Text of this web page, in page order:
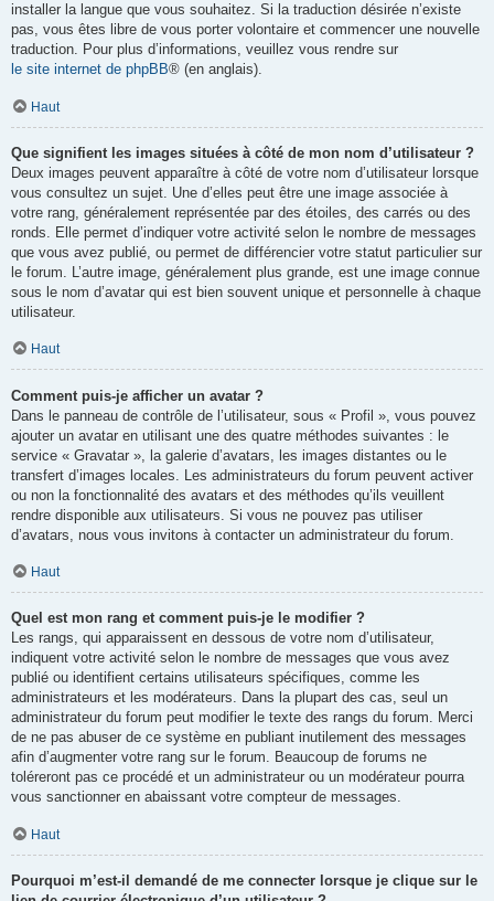
installer la langue que vous souhaitez. Si la traduction désirée n’existe
pas, vous êtes libre de vous porter volontaire et commencer une nouvelle
traduction. Pour plus d’informations, veuillez vous rendre sur
le site internet de phpBB® (en anglais).
Haut
Que signifient les images situées à côté de mon nom d’utilisateur ?
Deux images peuvent apparaître à côté de votre nom d’utilisateur lorsque
vous consultez un sujet. Une d’elles peut être une image associée à
votre rang, généralement représentée par des étoiles, des carrés ou des
ronds. Elle permet d’indiquer votre activité selon le nombre de messages
que vous avez publié, ou permet de différencier votre statut particulier sur
le forum. L’autre image, généralement plus grande, est une image connue
sous le nom d’avatar qui est bien souvent unique et personnelle à chaque
utilisateur.
Haut
Comment puis-je afficher un avatar ?
Dans le panneau de contrôle de l’utilisateur, sous « Profil », vous pouvez
ajouter un avatar en utilisant une des quatre méthodes suivantes : le
service « Gravatar », la galerie d’avatars, les images distantes ou le
transfert d’images locales. Les administrateurs du forum peuvent activer
ou non la fonctionnalité des avatars et des méthodes qu’ils veuillent
rendre disponible aux utilisateurs. Si vous ne pouvez pas utiliser
d’avatars, nous vous invitons à contacter un administrateur du forum.
Haut
Quel est mon rang et comment puis-je le modifier ?
Les rangs, qui apparaissent en dessous de votre nom d’utilisateur,
indiquent votre activité selon le nombre de messages que vous avez
publié ou identifient certains utilisateurs spécifiques, comme les
administrateurs et les modérateurs. Dans la plupart des cas, seul un
administrateur du forum peut modifier le texte des rangs du forum. Merci
de ne pas abuser de ce système en publiant inutilement des messages
afin d’augmenter votre rang sur le forum. Beaucoup de forums ne
toléreront pas ce procédé et un administrateur ou un modérateur pourra
vous sanctionner en abaissant votre compteur de messages.
Haut
Pourquoi m’est-il demandé de me connecter lorsque je clique sur le